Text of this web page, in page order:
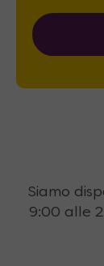
Siamo
9:00 alle